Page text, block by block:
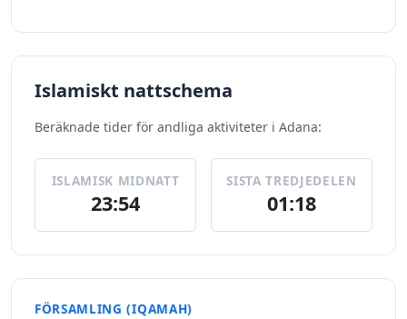
Islamiskt nattschema
Beräknade tider för andliga aktiviteter i Adana:
ISLAMISK MIDNATT
23:54
SISTA TREDJEDELEN
01:18
FÖRSAMLING (IQAMAH)